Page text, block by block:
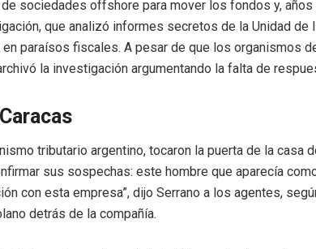
sociedades offshore para mover los fondos y,
que analizó informes secretos de la Unidad
paraísos fiscales. A pesar de que los organismos
la investigación argumentando la falta de
tributario argentino, tocaron la puerta de la casa
sus sospechas: este hombre que aparecía
con esta empresa”, dijo Serrano a los agentes,
detrás de la compañía.